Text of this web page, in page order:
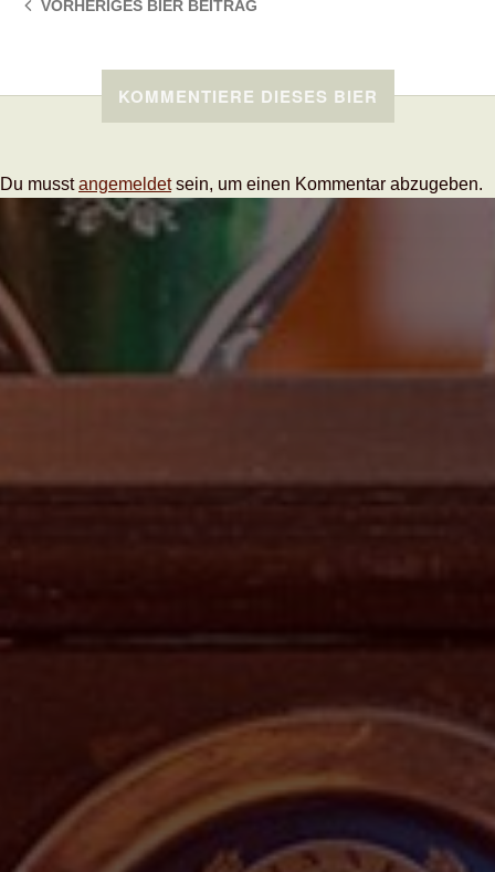
VORHERIGES BIER BEITRAG
KOMMENTIERE DIESES BIER
Du musstangemeldetsein, um einen Kommentar abzugeben.